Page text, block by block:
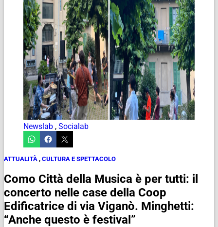
Newslab , Socialab
ATTUALITÀ , CULTURA E SPETTACOLO
Como Città della Musica è per tutti: il
concerto nelle case della Coop
Edificatrice di via Viganò. Minghetti:
“Anche questo è festival”